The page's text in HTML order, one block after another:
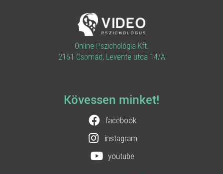
Online Pszichológia Kft.
2161 Csomád, Levente utca 14/A
Kövessen minket!
facebook
instagram
youtube